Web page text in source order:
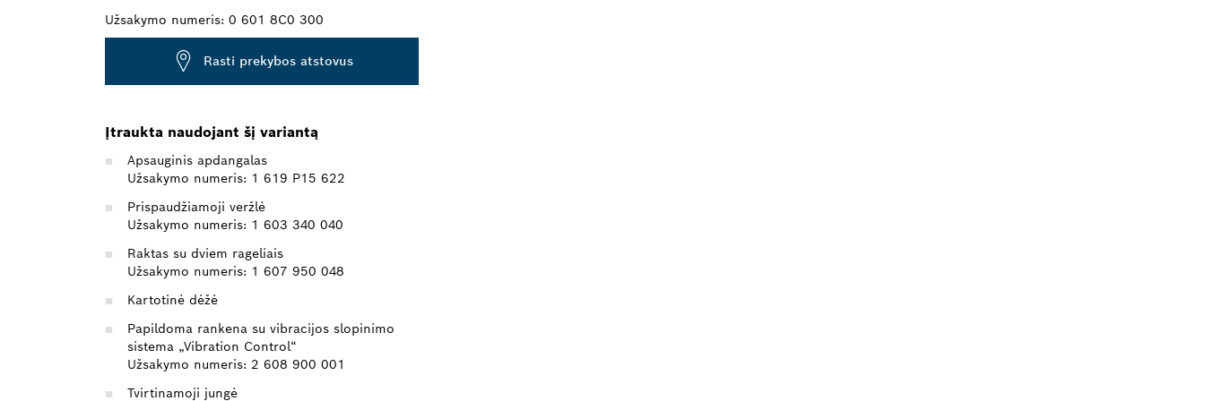
Užsakymo numeris: 0 601 8C0 300
Rasti prekybos atstovus
Įtraukta naudojant šį variantą
Apsauginis apdangalas
Užsakymo numeris: 1 619 P15 622
Prispaudžiamoji veržlė
Užsakymo numeris: 1 603 340 040
Raktas su dviem rageliais
Užsakymo numeris: 1 607 950 048
Kartotinė dėžė
Papildoma rankena su vibracijos slopinimo
sistema „Vibration Control“
Užsakymo numeris: 2 608 900 001
Tvirtinamoji jungė